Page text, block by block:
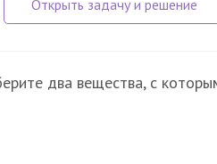
два вещества, с